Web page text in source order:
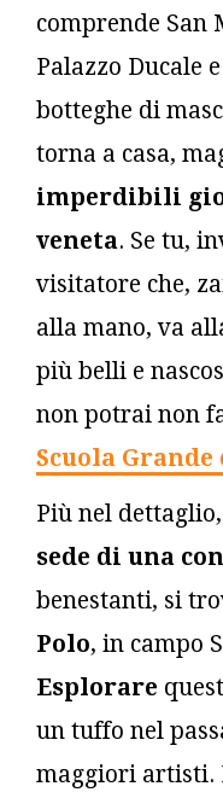
comprende San
Palazzo Ducale
botteghe di
torna a casa,
imperdibili
veneta. Se tu,
visitatore che,
alla mano, va
più belli e
non potrai non
Scuola Grande
Più nel
sede di una
benestanti, si
Polo, in campo
Esplorare
un tuffo nel
maggiori artisti.